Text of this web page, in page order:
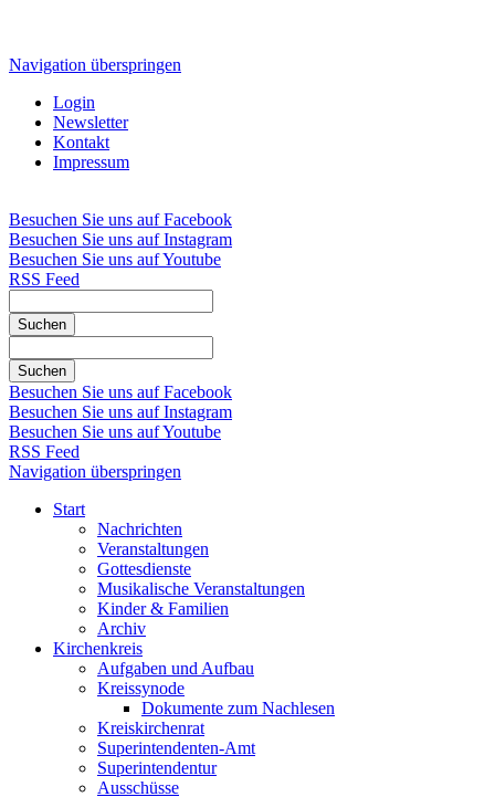
Navigation überspringen
Login
Newsletter
Kontakt
Impressum
Besuchen Sie uns auf Facebook
Besuchen Sie uns auf Instagram
Besuchen Sie uns auf Youtube
RSS Feed
Suchen
Suchen
Besuchen Sie uns auf Facebook
Besuchen Sie uns auf Instagram
Besuchen Sie uns auf Youtube
RSS Feed
Navigation überspringen
Start
Nachrichten
Veranstaltungen
Gottesdienste
Musikalische Veranstaltungen
Kinder & Familien
Archiv
Kirchenkreis
Aufgaben und Aufbau
Kreissynode
Dokumente zum Nachlesen
Kreiskirchenrat
Superintendenten-Amt
Superintendentur
Ausschüsse